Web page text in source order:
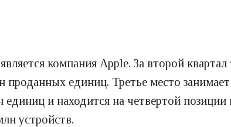
компания Apple. За второй
единиц. Третье место
и находится на четвертой
устройств.